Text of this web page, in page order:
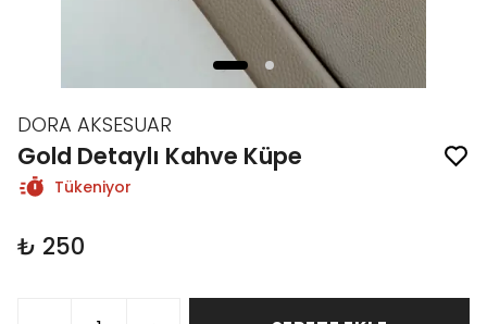
DORA AKSESUAR
Gold Detaylı Kahve Küpe
Tükeniyor
₺ 250